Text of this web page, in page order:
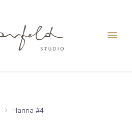
Hanna #4